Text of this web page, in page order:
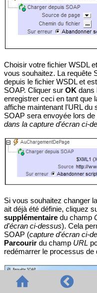
Choisir votre fichier WSDL
vous souhaitez. La requête
depuis le fichier WSDL et
SOAP. Cliquer sur OK dans
enregistrer ceci en tant que
affiche maintenant l'URL du
SOAP sera envoyée lors
dans la capture d'écran ci-
Si vous souhaitez changer
ait déjà été définie, cliquez
supplémentaire du champ
d'écran ci-dessus). Cela
SOAP (capture d'écran ci-
Parcourirdu champ URL
redémarrer le processus de